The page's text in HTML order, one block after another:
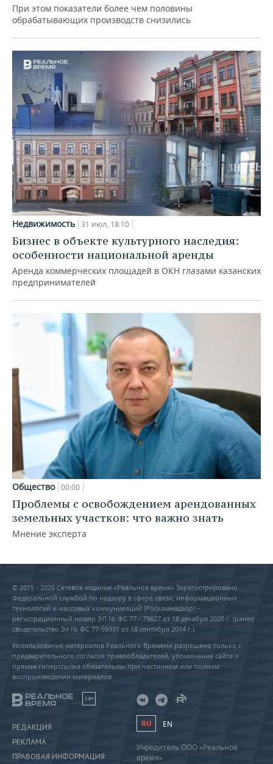
При этом показатели более чем половины
обрабатывающих производств снизились
Недвижимость 31 июл, 18:10
Бизнес в объекте культурного наследия:
особенности национальной аренды
Аренда коммерческих площадей в ОКН глазами казанских
предпринимателей
Общество 00:00
Проблемы с освобождением арендованных
земельных участков: что важно знать
Мнение эксперта
© 2015 - 2026 Сетевое издание «Реальное время» Зарегистрировано
Федеральной службой по надзору в сфере связи, информационных
технологий и массовых коммуникаций (Роскомнадзор) –
регистрационный номер ЭЛ № ФС 77 - 79627 от 18 декабря 2020 г. (ранее
свидетельство Эл № ФС 77-59331 от 18 сентября 2014 г.)
Использование материалов Реального Времени разрешено только с
предварительного согласия правообладателей, упоминание сайта и
прямая гиперссылка обязательны при частичном или полном
воспроизведении материалов.
18+
РЕДАКЦИЯ
РЕКЛАМА
ПРАВОВАЯ ИНФОРМАЦИЯ
RU EN
Учредитель ООО «Реальное
время»